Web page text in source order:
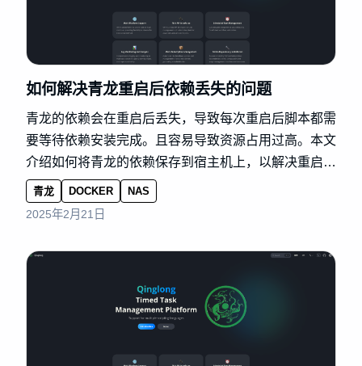
如何解决青龙重启后依赖丢失的问题
青龙的依赖会在重启后丢失，导致每次重启后脚本都需
要等待依赖安装完成。且容易导致资源占用过高。本文
介绍如何将青龙的依赖保存到宿主机上，以解决重启后
依赖丢失的问题。
青龙 DOCKER NAS
2025年2月21日